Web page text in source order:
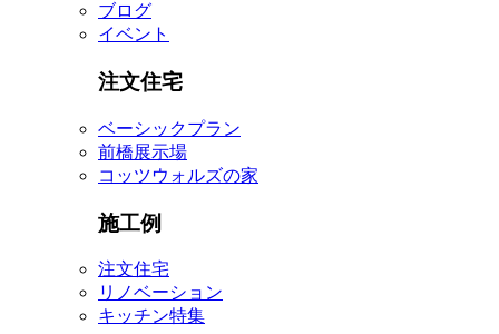
ブログ
イベント
注文住宅
ベーシックプラン
前橋展示場
コッツウォルズの家
施工例
注文住宅
リノベーション
キッチン特集